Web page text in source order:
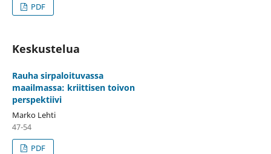
PDF
Keskustelua
Rauha sirpaloituvassa
maailmassa: kriittisen toivon
perspektiivi
Marko Lehti
47-54
PDF